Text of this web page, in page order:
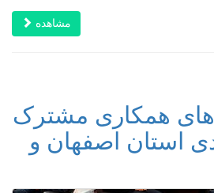
مشاهده
همکاری مشترک
استان اصفهان و